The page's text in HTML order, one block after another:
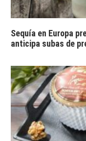
Sequía en Europa
anticipa subas de